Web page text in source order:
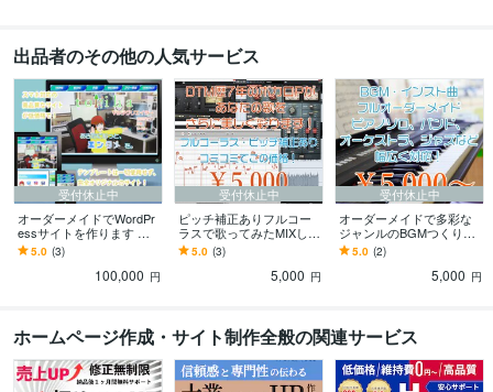
出品者のその他の人気サービス
受付休止中
オーダーメイドでWordPr
essサイトを作ります テ
ンプレートなしのオーダ
ーメイドサイトをこの価
5.0 (3)
100,000 円
受付休止中
ピッチ補正ありフルコー
ラスで歌ってみたMIXしま
す フルコーラス・ピッチ
タイミング補正、含んで
5.0 (3)
5,000 円
受付休止中
オーダーメイドで多彩な
ジャンルのBGMつくりま
す ピアノソロからオーケ
ストラ、エレクトロまで
幅広く対応します！
5.0 (2)
5,000 円
ホームページ作成・サイト制作全般の関連サービス